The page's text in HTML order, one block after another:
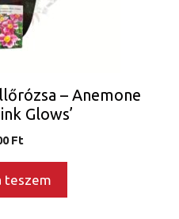
– Anemone
Glows’
Ft
teszem